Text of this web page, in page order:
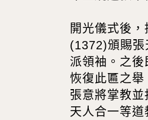
開光儀式後
(1372)頒賜張
派領袖。之
恢復此匾之舉
張意將掌教
天人合一等